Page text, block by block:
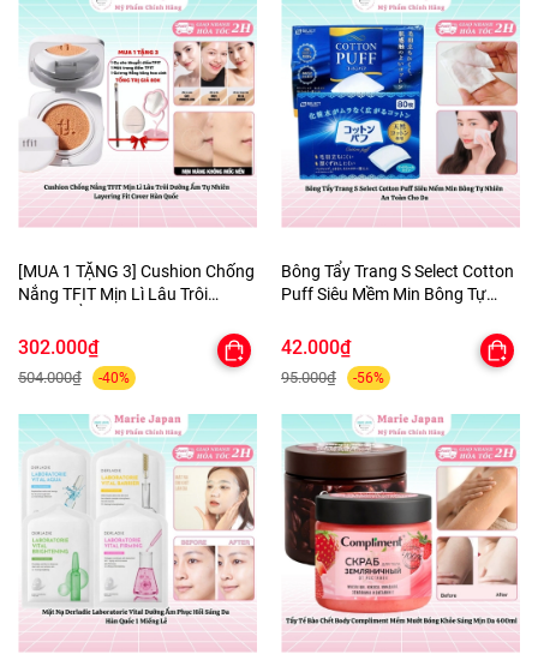
[MUA 1 TẶNG 3] Cushion Chống
Nắng TFIT Mịn Lì Lâu Trôi
Fit Cover Hàn Quốc
302.000₫
504.000₫ -40%
Bông Tẩy Trang S Select Cotton
Puff Siêu Mềm Min Bông Tự
42.000₫
95.000₫ -56%